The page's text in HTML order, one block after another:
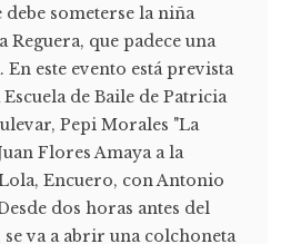
debe someterse la niña
que padece una
este evento está prevista
de Baile de Patricia
Pepi Morales "La
Flores Amaya a la
Encuero, con Antonio
dos horas antes del
va a abrir una colchoneta